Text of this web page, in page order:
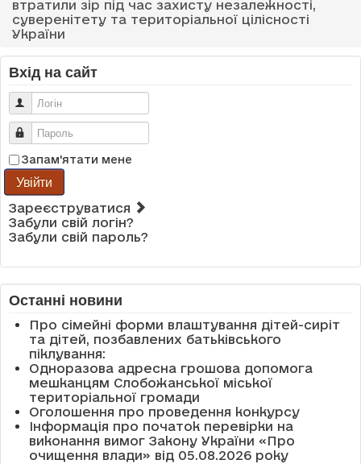
втратили зір під час захисту незалежності,
суверенітету та територіальної цілісності
України
Вхід на сайт
Логін
Пароль
Запам'ятати мене
Увійти
Зареєструватися
Забули свій логін?
Забули свій пароль?
Останні новини
Про сімейні форми влаштування дітей-сиріт
та дітей, позбавлених батьківського
піклування:
Одноразова адресна грошова допомога
мешканцям Слобожанської міської
територіальної громади
Оголошення про проведення конкурсу
Інформація про початок перевірки на
виконання вимог Закону України «Про
очищення влади» від 05.08.2026 року